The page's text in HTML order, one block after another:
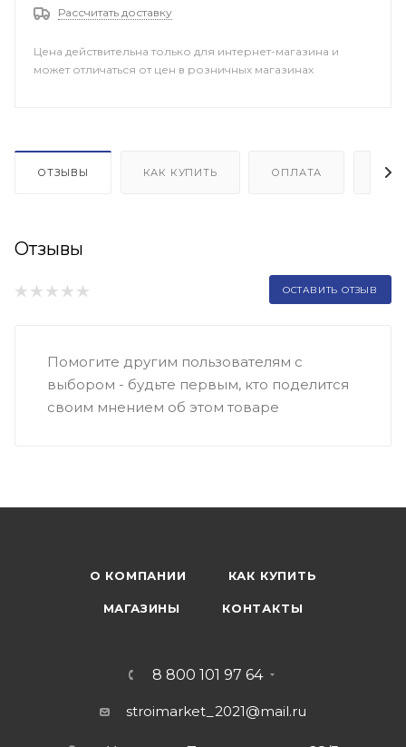
Рассчитать доставку
Цена действительна только для интернет-магазина и
может отличаться от цен в розничных магазинах
ОТЗЫВЫ КАК КУПИТЬ ОПЛАТА
Отзывы
ОСТАВИТЬ ОТЗЫВ
Помогите другим пользователям с
выбором - будьте первым, кто поделится
своим мнением об этом товаре
О КОМПАНИИ КАК КУПИТЬ
МАГАЗИНЫ КОНТАКТЫ
8 800 101 97 64
stroimarket_2021@mail.ru